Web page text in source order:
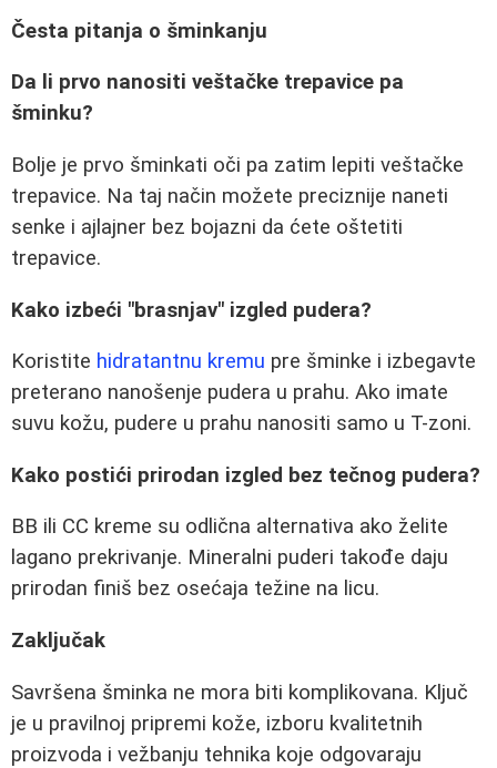
Česta pitanja o šminkanju
Da li prvo nanositi veštačke trepavice pa
šminku?
Bolje je prvo šminkati oči pa zatim lepiti veštačke
trepavice. Na taj način možete preciznije naneti
senke i ajlajner bez bojazni da ćete oštetiti
trepavice.
Kako izbeći "brasnjav" izgled pudera?
Koristite hidratantnu kremu pre šminke i izbegavte
preterano nanošenje pudera u prahu. Ako imate
suvu kožu, pudere u prahu nanositi samo u T-zoni.
Kako postići prirodan izgled bez tečnog pudera?
BB ili CC kreme su odlična alternativa ako želite
lagano prekrivanje. Mineralni puderi takođe daju
prirodan finiš bez osećaja težine na licu.
Zaključak
Savršena šminka ne mora biti komplikovana. Ključ
je u pravilnoj pripremi kože, izboru kvalitetnih
proizvoda i vežbanju tehnika koje odgovaraju